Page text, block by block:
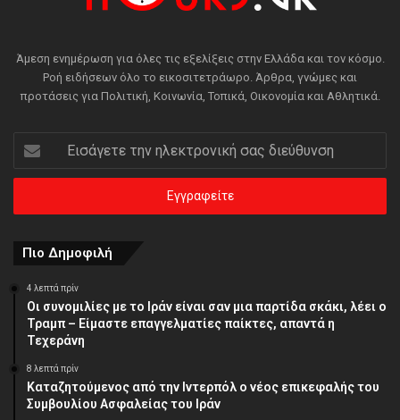
Άμεση ενημέρωση για όλες τις εξελίξεις στην Ελλάδα και τον κόσμο.
Ροή ειδήσεων όλο το εικοσιτετράωρο. Άρθρα, γνώμες και
προτάσεις για Πολιτική, Κοινωνία, Τοπικά, Οικονομία και Αθλητικά.
Εισάγετε
την
ηλεκτρονική
διεύθυνση
Πιο Δημοφιλή
4 λεπτά πρίν
Οι συνομιλίες με το Ιράν είναι σαν μια παρτίδα σκάκι, λέει ο
Τραμπ – Είμαστε επαγγελματίες παίκτες, απαντά η
Τεχεράνη
8 λεπτά πρίν
Καταζητούμενος από την Ιντερπόλ ο νέος επικεφαλής του
Συμβουλίου Ασφαλείας του Ιράν